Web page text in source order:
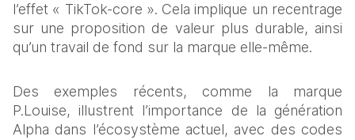
l’effet « TikTok-core ». Cela implique un recentrage
sur une proposition de valeur plus durable, ainsi
qu’un travail de fond sur la marque elle-même.
Des exemples récents, comme la marque
P.Louise, illustrent l’importance de la génération
Alpha dans l’écosystème actuel, avec des codes